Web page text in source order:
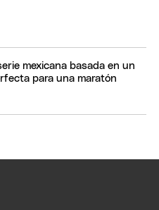
mexicana basada en un
para una maratón